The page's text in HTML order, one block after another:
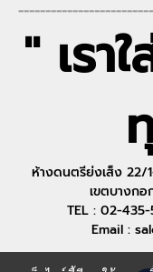
" เรา
ห้างดนตรีย่งเส็ง
เขตบางก
TEL : 02-
Email :